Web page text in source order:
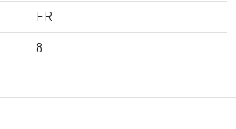
FR
8